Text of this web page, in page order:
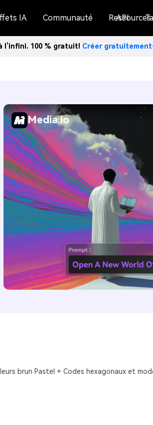
IA Communauté Ressources
API
l’infini. 100 % gratuit! Créer
Media.io
brun Pastel + Codes hexagonaux et